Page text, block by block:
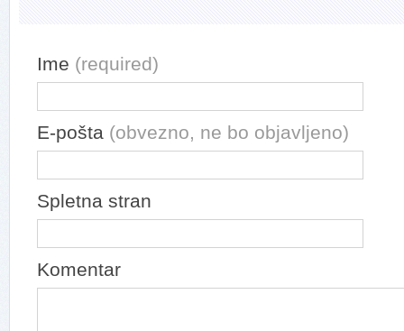
Ime (required)
E-pošta (obvezno, ne bo objavljeno)
Spletna stran
Komentar